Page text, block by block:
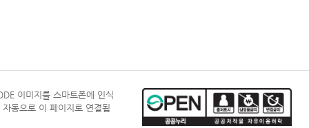
이미지를 스마트폰에 인식
자동으로 이 페이지로 연결됩